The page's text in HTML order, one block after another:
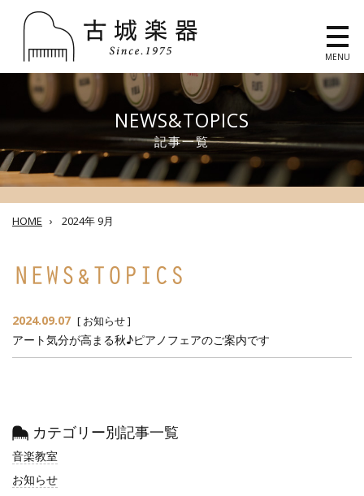
MENU
NEWS&TOPICS
記事一覧
HOME › 2024年 9月
2024.09.07 [ お知らせ]
アート気分が高まる秋♪ピアノフェアのご案内です
カテゴリー別記事一覧
音楽教室
お知らせ